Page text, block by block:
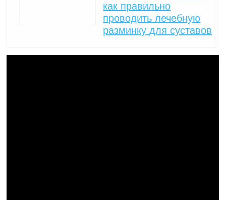
как правильно
проводить лечебную
разминку для суставов